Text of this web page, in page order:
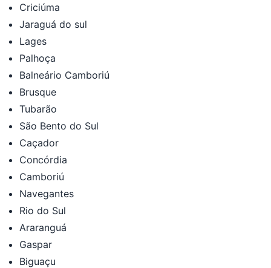
Criciúma
Jaraguá do sul
Lages
Palhoça
Balneário Camboriú
Brusque
Tubarão
São Bento do Sul
Caçador
Concórdia
Camboriú
Navegantes
Rio do Sul
Araranguá
Gaspar
Biguaçu